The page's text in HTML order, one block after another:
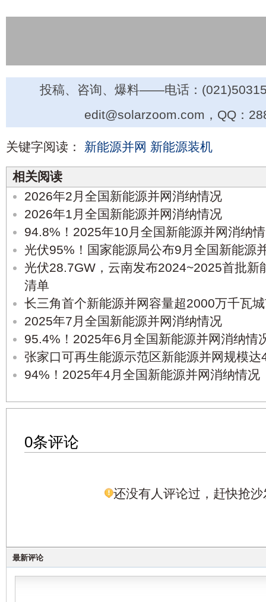
投稿、咨询、爆料——电话：
edit@solarzoom.com，QQ：
关键字阅读： 新能源并网 新能源装机
相关阅读
2026年2月全国新能源并网消纳情况
2026年1月全国新能源并网消纳情况
94.8%！2025年10月全国新能源并网消纳
光伏95%！国家能源局公布9月全国新能源
光伏28.7GW，云南发布2024~2025首批新
清单
长三角首个新能源并网容量超2000万千瓦
2025年7月全国新能源并网消纳情况
95.4%！2025年6月全国新能源并网消纳情
张家口可再生能源示范区新能源并网规模
94%！2025年4月全国新能源并网消纳情况
0条评论
还没有人评论过，赶快抢沙
最新评论